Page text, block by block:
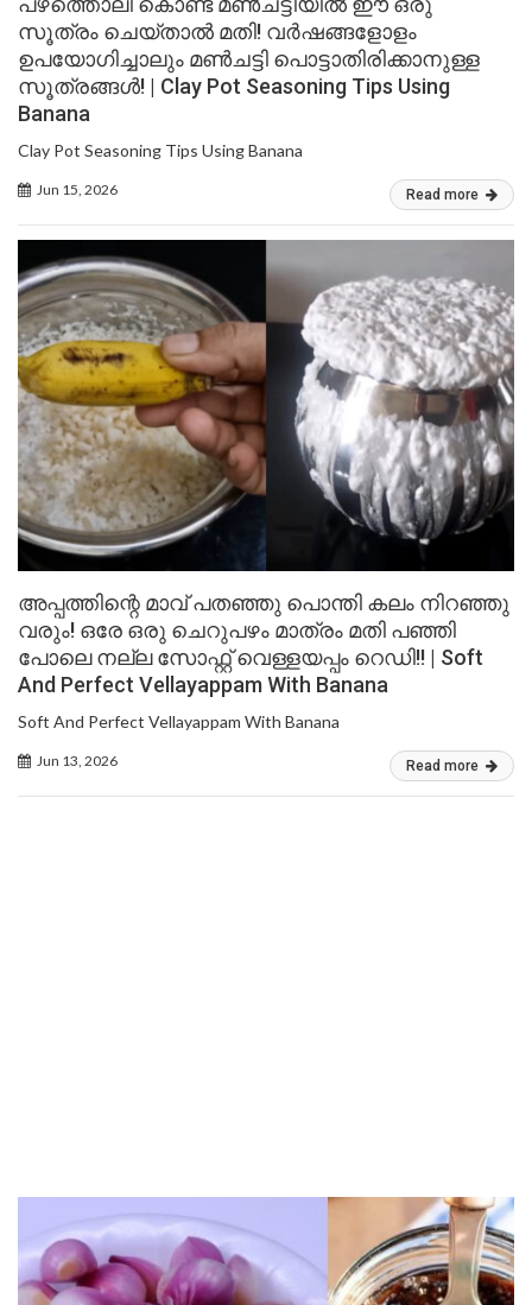
സൂത്രം ചെയ്താൽ മതി! വർഷങ്ങളോളം
ഉപയോഗിച്ചാലും മൺചട്ടി പൊട്ടാതിരിക്കാനുള്ള
സൂത്രങ്ങൾ! | Clay Pot Seasoning Tips Using
Banana
Clay Pot Seasoning Tips Using Banana
Jun 15, 2026 Read more
അപ്പത്തിന്റെ മാവ് പതഞ്ഞു പൊന്തി കലം നിറഞ്ഞു
വരും! ഒരേ ഒരു ചെറുപഴം മാത്രം മതി പഞ്ഞി
പോലെ നല്ല സോഫ്റ്റ് വെള്ളയപ്പം റെഡി!! | Soft
And Perfect Vellayappam With Banana
Soft And Perfect Vellayappam With Banana
Jun 13, 2026 Read more